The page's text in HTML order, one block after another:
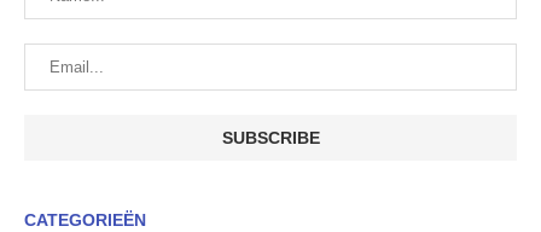
CATEGORIEËN